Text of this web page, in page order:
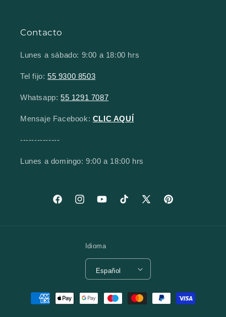
Contacto
Lunes a sábado: 9:00 a 18:00 hrs
Tel fijo: 55 9300 8503
Whatsapp: 55 1291 7087
Mensaje Facebook: CLIC AQUÍ
--------------
Lunes a domingo: 9:00 a 18:00 hrs
FacebookInstagramYouTubeTikTok X (Twitter)Pinterest
Idioma
Español
Formas de pago